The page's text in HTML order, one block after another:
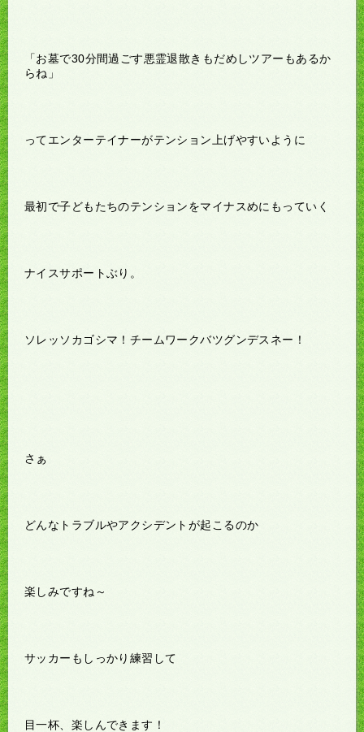
「お墓で30分間過ごす悪霊退散きもだめしツアーもあるか
らね」
ってエンターテイナーがテンション上げやすいように
最初で子どもたちのテンションをマイナスめにもっていく
ナイスサポートぶり。
ソレッソカゴシマ！チームワークバツグンデスネー！
さぁ
どんなトラブルやアクシデントが起こるのか
楽しみですね～
サッカーもしっかり練習して
目一杯、楽しんできます！